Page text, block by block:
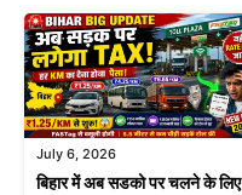
July 6, 2026
बिहार में अब सडको पर चलने के लिए